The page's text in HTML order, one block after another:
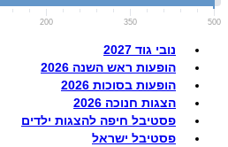
200 350 500
נובי גוד 2027
הופעות ראש השנה 2026
הופעות בסוכות 2026
הצגות חנוכה 2026
פסטיבל חיפה להצגות ילדים
פסטיבל ישראל